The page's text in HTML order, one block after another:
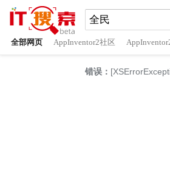
全部网页 AppInventor2社区
错误：